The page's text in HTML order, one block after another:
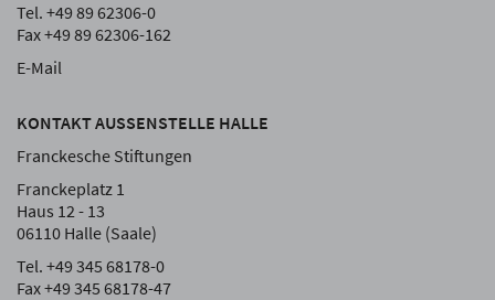
Tel. +49 89 62306-0
Fax +49 89 62306-162
E-Mail
KONTAKT AUSSENSTELLE HALLE
Franckesche Stiftungen
Franckeplatz 1
Haus 12 - 13
06110 Halle (Saale)
Tel. +49 345 68178-0
Fax +49 345 68178-47